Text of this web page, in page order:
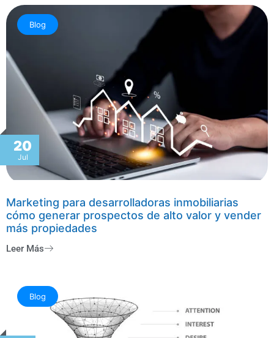
20
Jul
Blog
Marketing para desarrolladoras inmobiliarias
cómo generar prospectos de alto valor y vender
más propiedades
Leer Más
Blog